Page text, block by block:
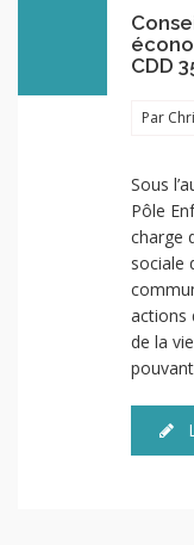
CDD
Par
Sous
Pôle
charge
sociale
actions
de la
pouvant